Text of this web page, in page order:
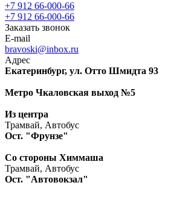
+7 912 66-000-66
+7 912 66-000-66
Заказать звонок
E-mail
bravoski@inbox.ru
Адрес
Екатеринбург, ул. Отто Шмидта 93
Метро Чкаловская выход №5
Из центра
Трамвай, Автобус
Ост. "Фрунзе"
Со стороны Химмаша
Трамвай, Автобус
Ост. "Автовокзал"